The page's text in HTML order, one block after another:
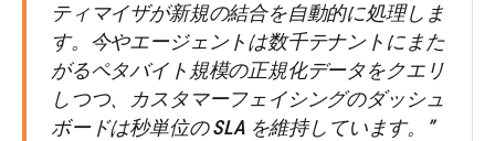
ティマイザが新規の結合を自動的に処理しま
す。今やエージェントは数千テナントにまた
がるペタバイト規模の正規化データをクエリ
しつつ、カスタマーフェイシングのダッシュ
ボードは秒単位の SLA を維持しています。”